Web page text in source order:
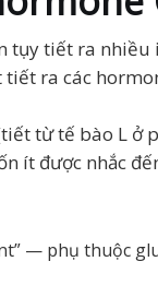
tụy tiết ra nhiều
ra các
từ tế bào L ở
ít được nhắc
— phụ thuộc